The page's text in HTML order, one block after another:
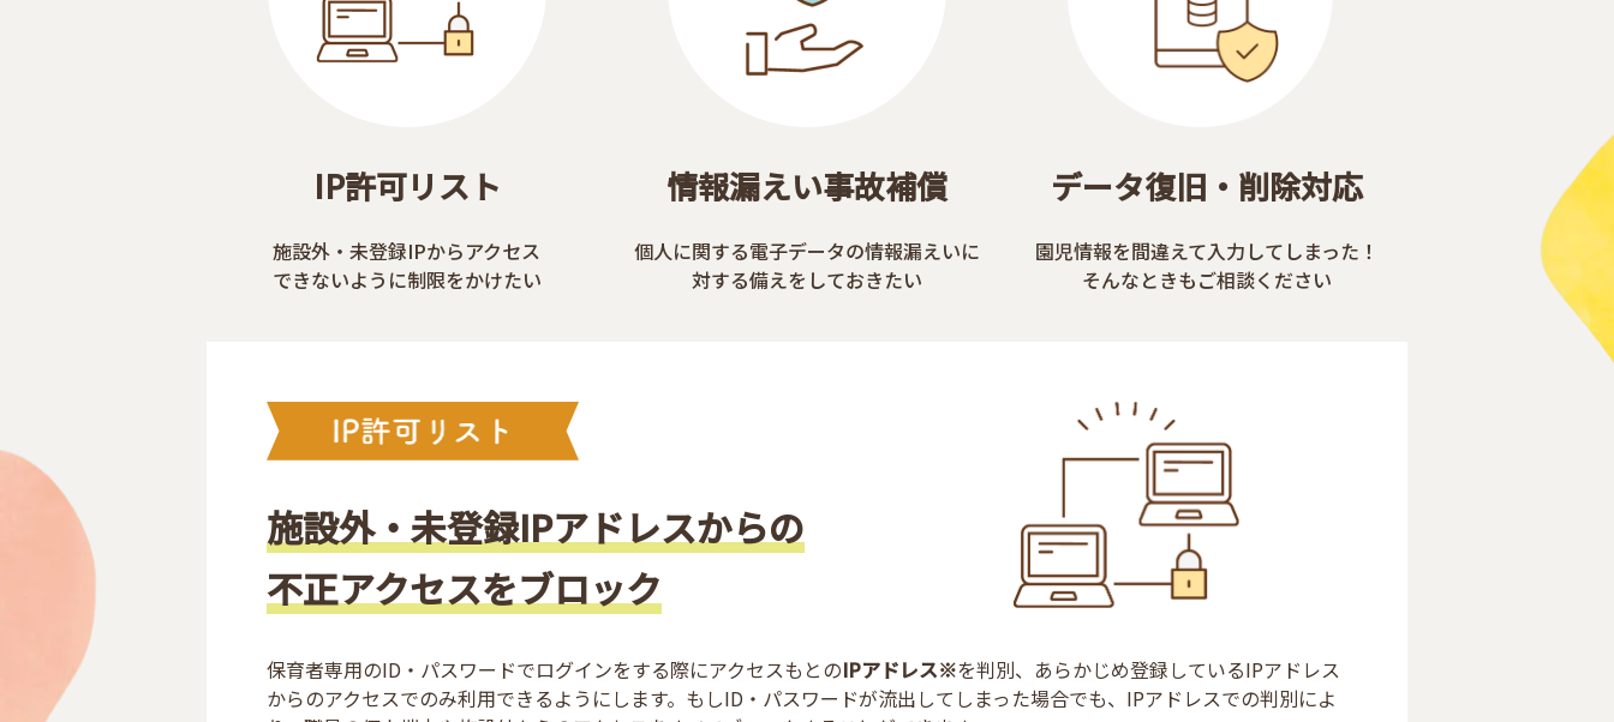
IP許可リスト
施設外・未登録IPからアクセス
できないように制限をかけたい
情報漏えい事故補償
個人に関する電子データの情報漏えいに
対する備えをしておきたい
データ復旧・削除対応
園児情報を間違えて入力してしまった！
そんなときもご相談ください
施設外・未登録IPアドレスからの
不正アクセスをブロック
保育者専用のID・パスワードでログインをする際にアクセスもとのIPアドレス※を判別、あらかじめ登録しているIPアドレス
からのアクセスでのみ利用できるようにします。もしID・パスワードが流出してしまった場合でも、IPアドレスでの判別によ